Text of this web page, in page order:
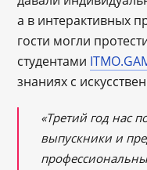
а в интерактивных
гости могли
студентами
знаниях с
«Третий год нас
выпускники и